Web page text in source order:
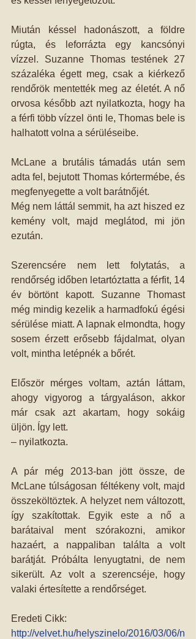
Miután késsel hadonászott, a földre
rúgta, és leforrázta egy kancsónyi
vízzel. Suzanne Thomas testének 27
százaléka égett meg, csak a kiérkező
rendőrök mentették meg az életét. A nő
orvosa később azt nyilatkozta, hogy ha
a férfi több vízzel önti le, Thomas bele is
halhatott volna a sérüléseibe.
McLane a brutális támadás után sem
adta fel, bejutott Thomas kórtermébe, és
megfenyegette a volt barátnőjét.
Még nem láttál semmit, ha azt hiszed ez
kemény volt, majd meglátod, mi jön
ezután.
Szerencsére nem lett folytatás, a
rendőrség időben letartóztatta a férfit, 14
év börtönt kapott. Suzanne Thomast
még mindig kezelik a harmadfokú égési
sérülése miatt. A lapnak elmondta, hogy
sosem érzett erősebb fájdalmat, olyan
volt, mintha letépnék a bőrét.
Először mérges voltam, aztán láttam,
ahogy vigyorog a tárgyaláson, akkor
már csak azt akartam, hogy sokáig
üljön. Így lett.
– nyilatkozta.
A pár még 2013-ban jött össze, de
McLane túlságosan féltékeny volt, majd
összeköltöztek. A helyzet nem változott,
így szakítottak. Egyik este a nő a
barátaival ment szórakozni, amikor
hazaért, a nappaliban találta a volt
barátját. Próbálta lenyugtatni, de nem
sikerült. Az volt a szerencséje, hogy
valaki értesítette a rendőrséget.
Eredeti Cikk:
http://velvet.hu/helyszinelo/2016/03/06/n